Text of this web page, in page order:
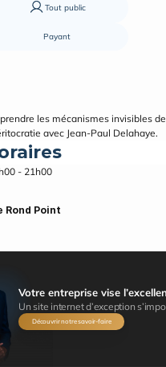
Tout public
Payant
les mécanismes invisibles
avec Jean-Paul Delahaye.
- 21h00
Rond Point
Votre entreprise vise
Un site internet d’exception
Découvrir notre savoir-faire